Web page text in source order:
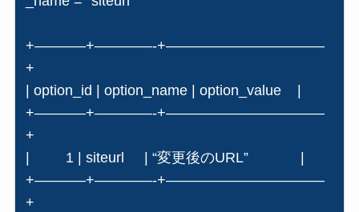
+———–+————-+———————————
+
| option_id | option_name | option_value |
+———–+————-+———————————
+
| 1 | siteurl | “変更後のURL” |
+———–+————-+———————————
+